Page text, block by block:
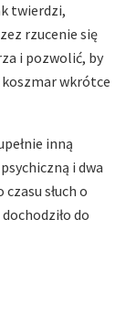
twierdzi,
rzucenie się
i pozwolić, by
koszmar wkrótce
inną
i dwa
słuch o
do